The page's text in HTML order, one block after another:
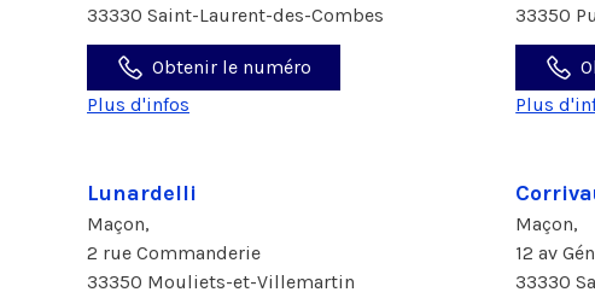
33330 Saint-Laurent-des-Combes
Obtenir le numéro
Plus d'infos
33350
Plus
Lunardelli
Maçon,
2 rue Commanderie
33350 Mouliets-et-Villemartin
Maçon,
12 av
33330